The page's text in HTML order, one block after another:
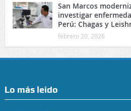
San Marcos
investigar
Perú: Chagas y
febrero 20, 2026
Lo más leído